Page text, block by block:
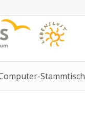
Stammtisch